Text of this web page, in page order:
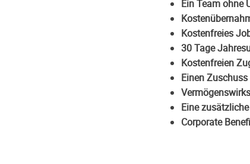
Ein Team ohne
Kostenfreies
30 Tage
Kostenfreien
Einen
Eine
Corporate